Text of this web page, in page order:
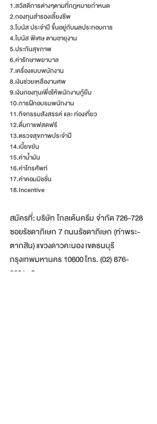
1.สวัสดิการต่างๆตามที่กฎหมายกำหนด
2.กองทุนสำรองเลี้ยงชีพ
3.โบนัส ประจำปี ขึ้นอยู่กับผลประกอบการ
4.โบนัส พิเศษ ตามอายุงาน
5.ประกันสุขภาพ
6.ค่ารักษาพยาบาล
7.เครื่องแบบพนักงาน
8.เงินช่วยเหลืองานศพ
9.เงินกองทุนเพื่อให้พนักงานกู้ยืม
10.การฝึกอบรมพนักงาน
11.กิจกรรมสังสรรค์ และ ท่องเที่ยว
12.ดื่มกาแฟสดฟรี
13.ตรวจสุขภาพประจำปี
14.เบี้ยขยัน
15.ค่าน้ำมัน
16.ค่าโทรศัพท์
17.ค่าคอมมิชชั่น
18.Incentive
สมัครที่: บริษัท โกลเด้นครีม จำกัด 726-728
ซอยรัชดาภิเษก 7 ถนนรัชดาภิเษก (ท่าพระ-
ตากสิน) แขวงดาวคะนอง เขตธนบุรี
กรุงเทพมหานคร 10600 โทร.(02) 876-
0291- 5